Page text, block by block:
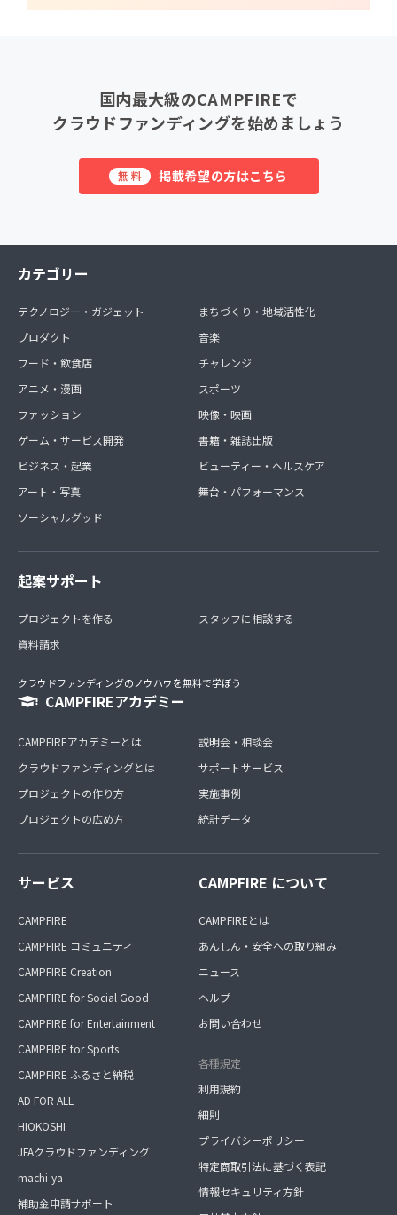
国内最大級のCAMPFIREで
クラウドファンディングを始めましょう
無料 掲載希望の方はこちら
カテゴリー
テクノロジー・ガジェット
プロダクト
フード・飲食店
アニメ・漫画
ファッション
ゲーム・サービス開発
ビジネス・起業
アート・写真
ソーシャルグッド
まちづくり・地域活性化
音楽
チャレンジ
スポーツ
映像・映画
書籍・雑誌出版
ビューティー・ヘルスケア
舞台・パフォーマンス
起案サポート
プロジェクトを作る
資料請求
スタッフに相談する
クラウドファンディングのノウハウを無料で学ぼう
CAMPFIREアカデミー
CAMPFIREアカデミーとは
クラウドファンディングとは
プロジェクトの作り方
プロジェクトの広め方
説明会・相談会
サポートサービス
実施事例
統計データ
サービス
CAMPFIRE
CAMPFIRE コミュニティ
CAMPFIRE Creation
CAMPFIRE for Social Good
CAMPFIRE for Entertainment
CAMPFIRE for Sports
CAMPFIRE ふるさと納税
AD FOR ALL
HIOKOSHI
JFAクラウドファンディング
machi-ya
補助金申請サポート
CAMPFIRE について
CAMPFIREとは
あんしん・安全への取り組み
ニュース
ヘルプ
お問い合わせ
各種規定
利用規約
細則
プライバシーポリシー
特定商取引法に基づく表記
情報セキュリティ方針